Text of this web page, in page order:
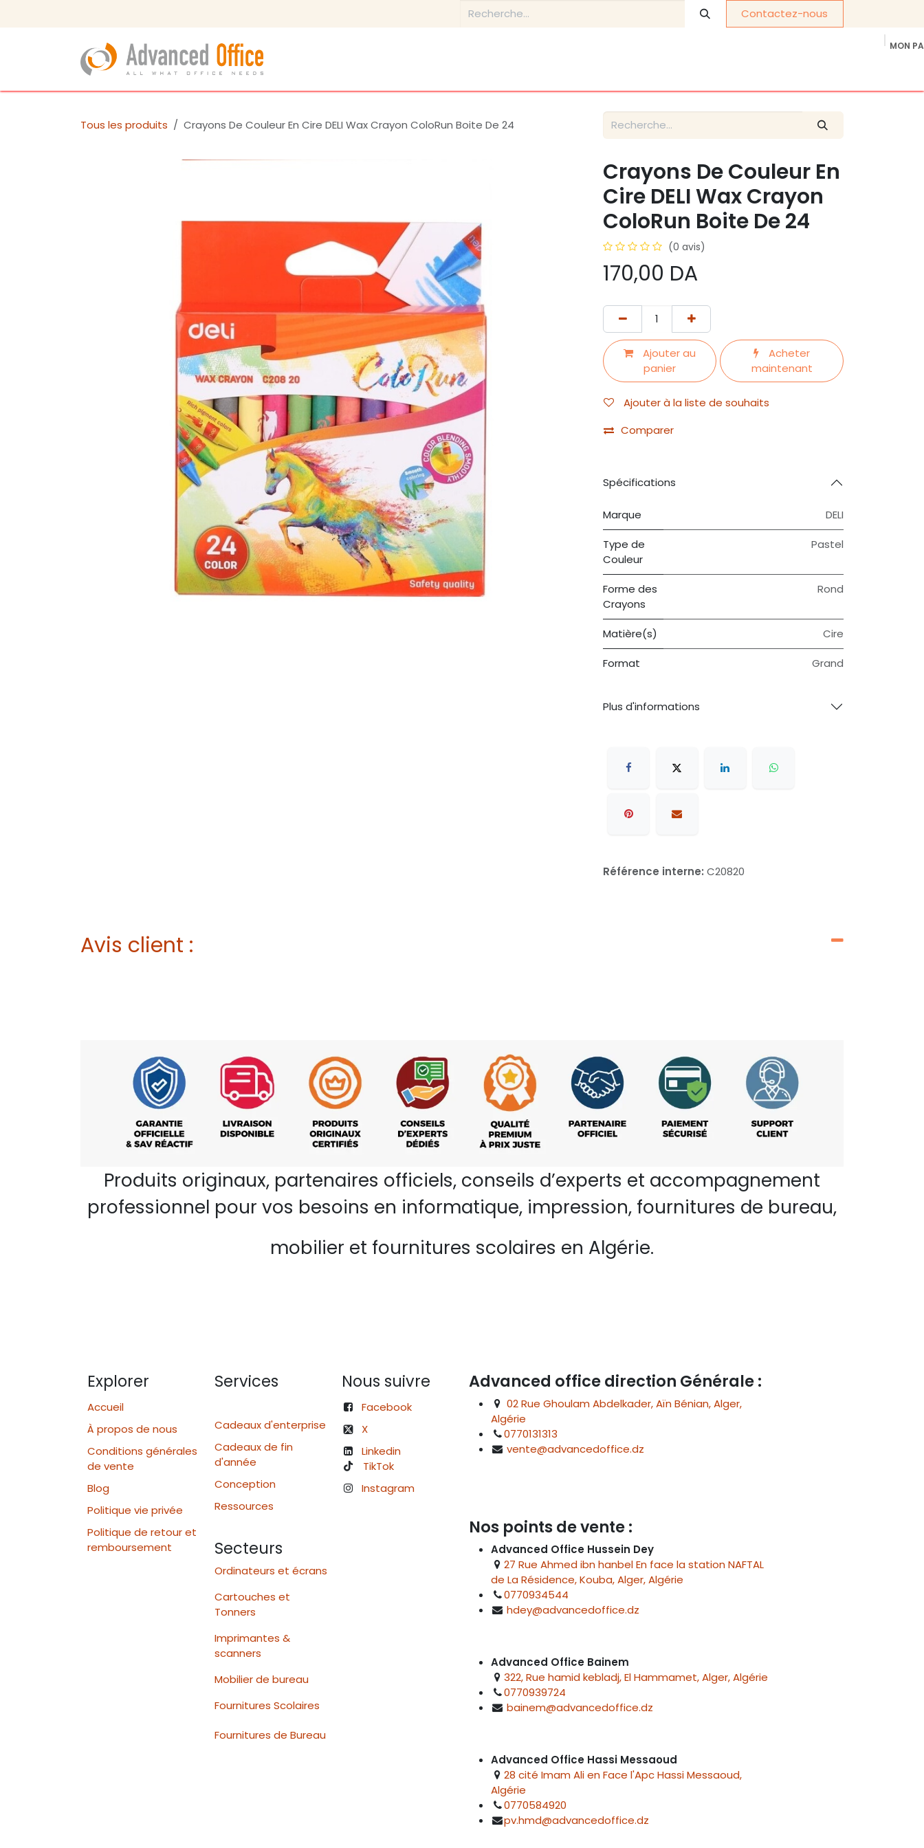
Contactez-nous
MON
Tous les produits Crayons De Couleur En Cire DELI Wax Crayon ColoRun Boite De 24
Crayons De Couleur En
Cire DELI Wax Crayon
ColoRun Boite De 24
(0 avis)
170,00 DA
Ajouter au
panier
Acheter
maintenant
Ajouter à la liste de souhaits
Comparer
Spécifications
Marque DELI
Type de
Couleur
Pastel
Forme des
Crayons
Rond
Matière(s) Cire
Format Grand
Plus d'informations
Référence interne: C20820
Avis client :
Produits originaux, partenaires officiels, conseils d’experts et accompagnement
professionnel pour vos besoins en informatique, impression, fournitures de bureau,
mobilier et fournitures scolaires en Algérie.
Explorer
Accueil
À propos de nous
Conditions générales
de vente
Blog
Politique vie privée
Politique de retour et
remboursement
Services
Cadeaux d'enterprise
Cadeaux de fin
d'année
Conception
Ressources
Secteurs
Ordinateurs et écrans
Cartouches et
Tonners
Imprimantes &
scanners
Mobilier de bureau
Fournitures Scolaires
Fournitures de Bureau
Nous suivre
Facebook
X
Linkedin
TikTok
Instagram
Advanced office direction Générale :
02 Rue Ghoulam Abdelkader, Aïn Bénian, Alger,
Algérie
0770131313
vente@advancedoffice.dz
Nos points de vente :
Advanced Office Hussein Dey
27 Rue Ahmed ibn hanbel En face la station NAFTAL
de La Résidence, Kouba, Alger, Algérie
0770934544
hdey@advancedoffice.dz
Advanced Office Bainem
322, Rue hamid kebladj, El Hammamet, Alger, Algérie
0770939724
bainem@advancedoffice.dz
Advanced Office Hassi Messaoud
28 cité Imam Ali en Face l'Apc Hassi Messaoud,
Algérie
0770584920
pv.hmd@advancedoffice.dz